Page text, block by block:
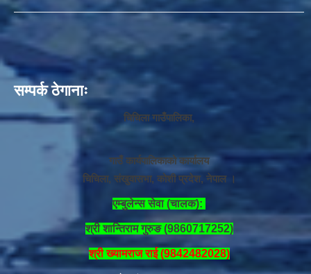
सम्पर्क ठेगानाः
चिचिला गाउँपालिका,
गाउँ कार्यपालिकाको कार्यालय
चिचिला, संखुवासभा, कोशी प्रदेश, नेपाल ।
एम्बुलेन्स सेवा (चालक):
श्री शान्तिराम गुरुङ (9860717252)
श्री ख्यामराज राई (9842482028)